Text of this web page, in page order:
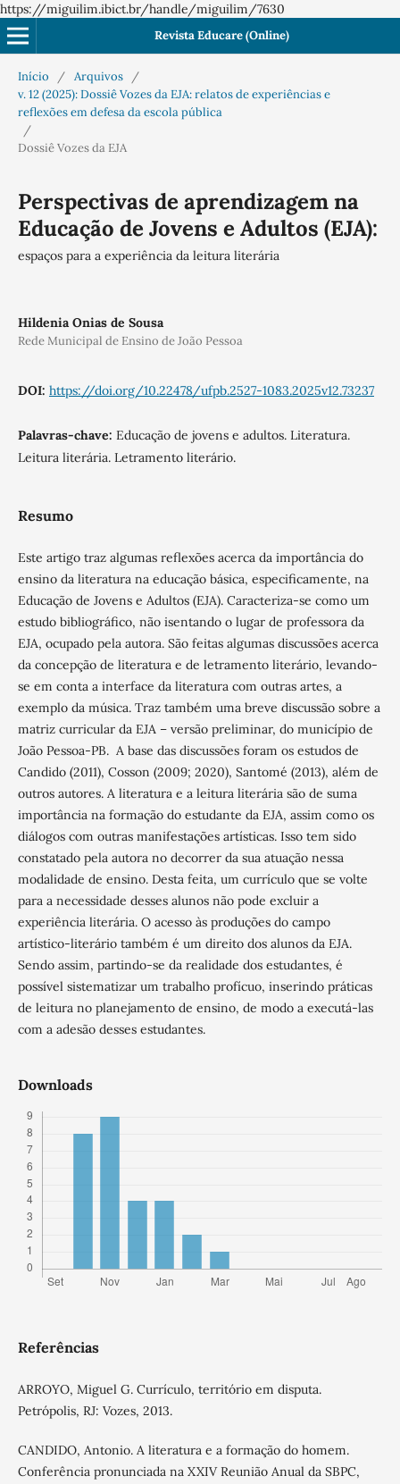
https://miguilim.ibict.br/handle/miguilim/7630
Revista Educare (Online)
Início / Arquivos
/
v. 12 (2025): Dossiê Vozes da EJA: relatos de experiências e
reflexões em defesa da escola pública
/
Dossiê Vozes da EJA
Perspectivas de aprendizagem na
Educação de Jovens e Adultos (EJA):
espaços para a experiência da leitura literária
Hildenia Onias de Sousa
Rede Municipal de Ensino de João Pessoa
DOI: https://doi.org/10.22478/ufpb.2527-1083.2025v12.73237
Palavras-chave: Educação de jovens e adultos. Literatura.
Leitura literária. Letramento literário.
Resumo
Este artigo traz algumas reflexões acerca da importância do
ensino da literatura na educação básica, especificamente, na
Educação de Jovens e Adultos (EJA). Caracteriza-se como um
estudo bibliográfico, não isentando o lugar de professora da
EJA, ocupado pela autora. São feitas algumas discussões acerca
da concepção de literatura e de letramento literário, levando-
se em conta a interface da literatura com outras artes, a
exemplo da música. Traz também uma breve discussão sobre a
matriz curricular da EJA – versão preliminar, do município de
João Pessoa-PB. A base das discussões foram os estudos de
Candido (2011), Cosson (2009; 2020), Santomé (2013), além de
outros autores. A literatura e a leitura literária são de suma
importância na formação do estudante da EJA, assim como os
diálogos com outras manifestações artísticas. Isso tem sido
constatado pela autora no decorrer da sua atuação nessa
modalidade de ensino. Desta feita, um currículo que se volte
para a necessidade desses alunos não pode excluir a
experiência literária. O acesso às produções do campo
artístico-literário também é um direito dos alunos da EJA.
Sendo assim, partindo-se da realidade dos estudantes, é
possível sistematizar um trabalho profícuo, inserindo práticas
de leitura no planejamento de ensino, de modo a executá-las
com a adesão desses estudantes.
Downloads
Referências
ARROYO, Miguel G. Currículo, território em disputa.
Petrópolis, RJ: Vozes, 2013.
CANDIDO, Antonio. A literatura e a formação do homem.
Conferência pronunciada na XXIV Reunião Anual da SBPC,